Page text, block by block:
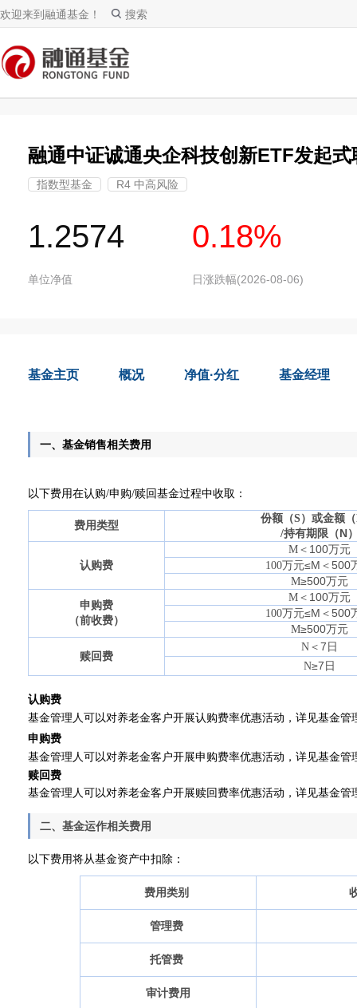
欢迎来到融通基金！ 搜索
融通中证诚通央企科技创新ETF发起式
指数型基金 R4 中高风险
1.2574
单位净值
0.18%
日涨跌幅(2026-08-06)
基金主页 概况 净值·分红 基金经理
一、基金销售相关费用
以下费用在认购/申购/赎回基金过程中收取：
费用类型
份额（S）或金额（
/持有期限（N
认购费
M＜ 100万元
100万元≤M ＜500
M≥500万元
申购费
（前收费）
M＜ 100万元
100万元≤M ＜500
M≥500万元
赎回费
N＜7日
N≥7日
认购费
基金管理人可以对养老金客户开展认购费率优惠活动，详见基金管
申购费
基金管理人可以对养老金客户开展申购费率优惠活动，详见基金管
赎回费
基金管理人可以对养老金客户开展赎回费率优惠活动，详见基金管
二、基金运作相关费用
以下费用将从基金资产中扣除：
费用类别
管理费
托管费
审计费用